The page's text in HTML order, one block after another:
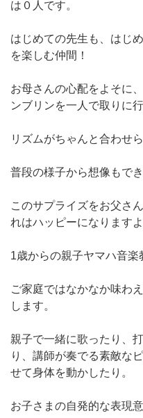
は０人です。
はじめての先生も、はじ
を楽しむ仲間！
お母さんの心配をよそに
ンブリンを一人で取りに行
リズムがちゃんと合わせら
普段の様子から想像もで
このサプライズをお父さ
れはハッピーになりますよ
1歳からの親子ヤマハ音楽
ご家庭ではなかなか味わ
します。
親子で一緒に歌ったり、
り、講師が奏でる素敵な
せて身体を動かしたり。
お子さまの自発的な表現